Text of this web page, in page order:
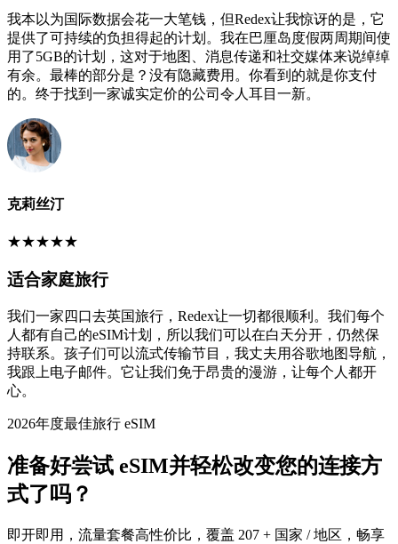
我本以为国际数据会花一大笔钱，但Redex让我惊讶的是，它
提供了可持续的负担得起的计划。我在巴厘岛度假两周期间使
用了5GB的计划，这对于地图、消息传递和社交媒体来说绰绰
有余。最棒的部分是？没有隐藏费用。你看到的就是你支付
的。终于找到一家诚实定价的公司令人耳目一新。
克莉丝汀
★★★★★
适合家庭旅行
我们一家四口去英国旅行，Redex让一切都很顺利。我们每个
人都有自己的eSIM计划，所以我们可以在白天分开，仍然保
持联系。孩子们可以流式传输节目，我丈夫用谷歌地图导航，
我跟上电子邮件。它让我们免于昂贵的漫游，让每个人都开
心。
2026年度最佳旅行 eSIM
准备好尝试 eSIM并轻松改变您的连接方
式了吗？
即开即用，流量套餐高性价比，覆盖 207 + 国家 / 地区，畅享